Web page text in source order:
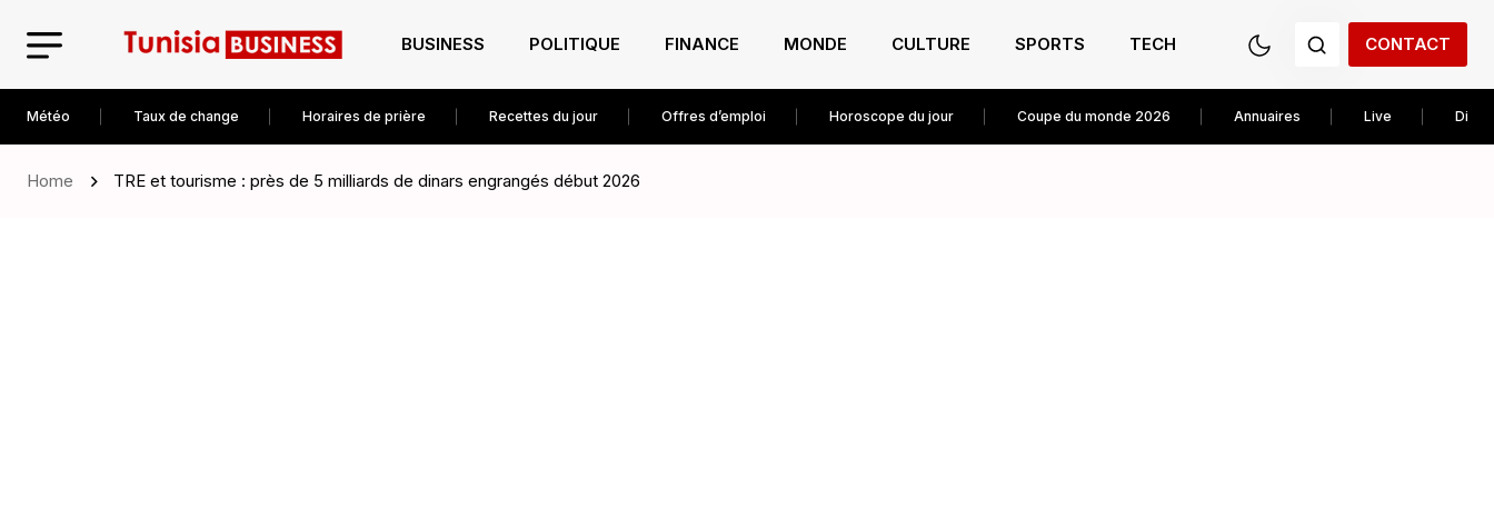
BUSINESS POLITIQUE FINANCE MONDE CULTURE SPORTS TECH CONTACT
Météo Taux de change Horaires de prière Recettes du jour Offres d’emploi Horoscope du jour Coupe du monde 2026 Annuaires Live
Home TRE et tourisme : près de 5 milliards de dinars engrangés début 2026